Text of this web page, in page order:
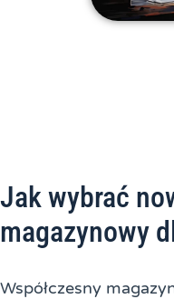
Jak wybrać
magazynowy
Współczesny